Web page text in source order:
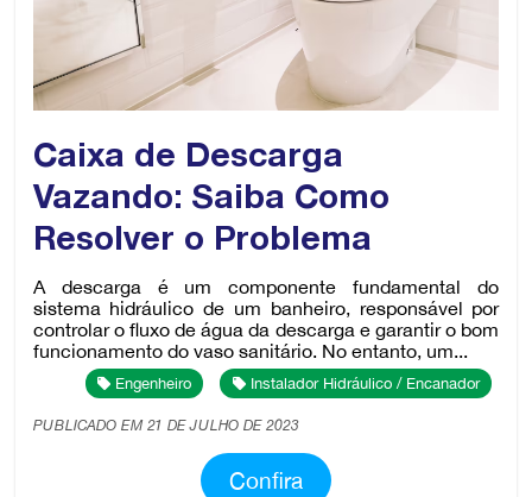
Engenheiro Instalador Hidráulico / Encanador
Caixa de Descarga
Vazando: Saiba Como
Resolver o Problema
A descarga é um componente fundamental do
sistema hidráulico de um banheiro, responsável por
controlar o fluxo de água da descarga e garantir o bom
funcionamento do vaso sanitário. No entanto, um...
PUBLICADO EM 21 DE JULHO DE 2023
Confira